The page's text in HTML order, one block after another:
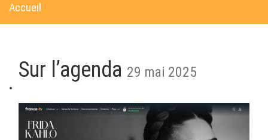
Accueil
Sur l’agenda 29 mai 2025